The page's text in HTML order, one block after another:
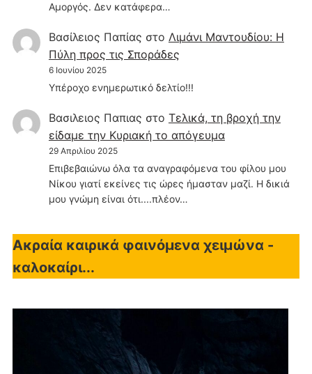
Αμοργός. Δεν κατάφερα…
Βασίλειος Παπίας στο Λιμάνι Μαντουδίου: Η
Πύλη προς τις Σποράδες
6 Ιουνίου 2025
Υπέροχο ενημερωτικό δελτίο!!!
Βασιλειος Παπιας στο Τελικά, τη βροχή την
είδαμε την Κυριακή το απόγευμα
29 Απριλίου 2025
Επιβεβαιώνω όλα τα αναγραφόμενα του φίλου μου
Νίκου γιατί εκείνες τις ώρες ήμασταν μαζί. Η δικιά
μου γνώμη είναι ότι....πλέον…
Ακραία καιρικά φαινόμενα χειμώνα -
καλοκαίρι...